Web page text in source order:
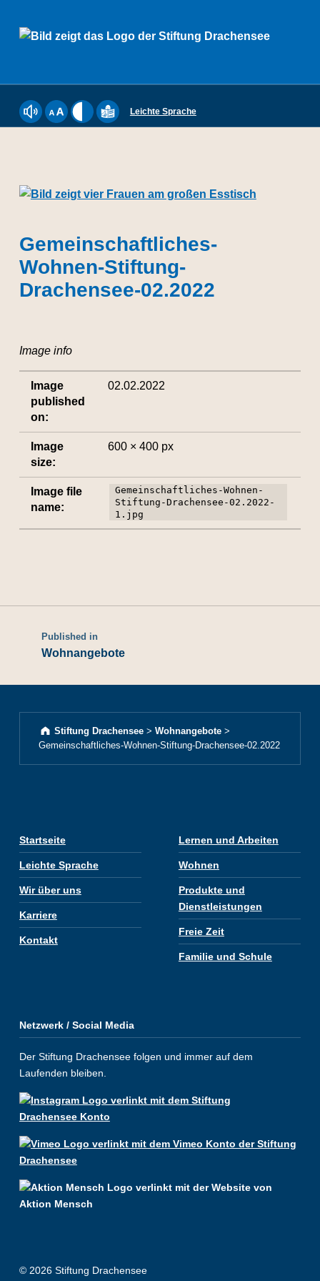
Leichte Sprache
Gemeinschaftliches-
Wohnen-Stiftung-
Drachensee-02.2022
Image info
Image
published
on:
02.02.2022
Image
size:
600 × 400 px
Image file
name:
Gemeinschaftliches-Wohnen-
Stiftung-Drachensee-02.2022-
1.jpg
Published in
Wohnangebote
Stiftung Drachensee >Wohnangebote >
Gemeinschaftliches-Wohnen-Stiftung-Drachensee-02.2022
Startseite
Leichte Sprache
Wir über uns
Karriere
Kontakt
Lernen und Arbeiten
Wohnen
Produkte und
Dienstleistungen
Freie Zeit
Familie und Schule
Netzwerk / Social Media
Der Stiftung Drachensee folgen und immer auf dem
Laufenden bleiben.
© 2026 Stiftung Drachensee